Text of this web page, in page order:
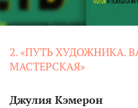
2. «ПУТЬ ХУДОЖНИКА.
МАСТЕРСКАЯ»
Джулия Кэмерон